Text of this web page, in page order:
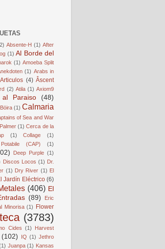
Absente-H (1) After
(1) Al Borde del
(1) Amoeba Split
(1) Arabs in
Articulos (4) Âscent
(2) Atila (1) Axiom9
al Paraiso (48)
Böira (1) Calmaria
of Sea and War
(1) Cerca de la
(1) Collage
(1)
(CAP)
(1)
Deep Purple (1)
Discos Locos (1) Dr.
(1) Dry River (1) El
Jardín Eléctrico (6)
(406) El
(89)
Eric
Minorisa (1) Flower
(3783)
Cides (1)
Harvest
(102) IQ (1) Jethro
Juanpa (1) Kansas